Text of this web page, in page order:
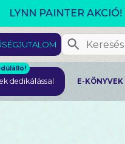
LEGVADABB
dedikálással E-KÖNYVEK